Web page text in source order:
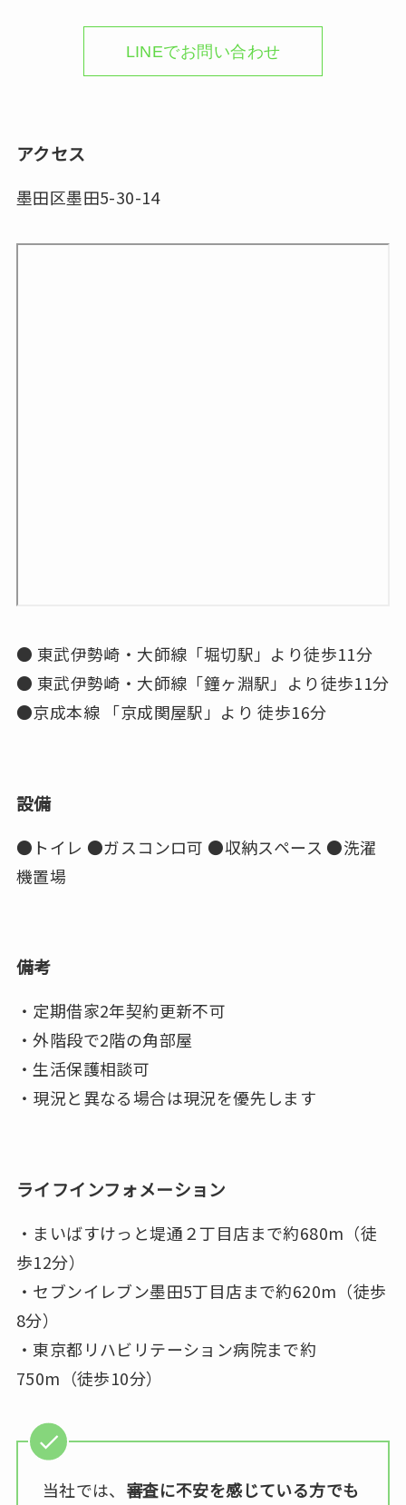
LINEでお問い合わせ
アクセス
墨田区墨田5-30-14
● 東武伊勢崎・大師線「堀切駅」より徒歩11分
● 東武伊勢崎・大師線「鐘ヶ淵駅」より徒歩11分
●京成本線 「京成関屋駅」より 徒歩16分
設備
●トイレ ●ガスコンロ可 ●収納スペース ●洗濯
機置場
備考
・定期借家2年契約更新不可
・外階段で2階の角部屋
・生活保護相談可
・現況と異なる場合は現況を優先します
ライフインフォメーション
・まいばすけっと堤通２丁目店まで約680m（徒
歩12分）
・セブンイレブン墨田5丁目店まで約620m（徒歩
8分）
・東京都リハビリテーション病院まで約
750m（徒歩10分）
当社では、 審査に不安を感じている方でも